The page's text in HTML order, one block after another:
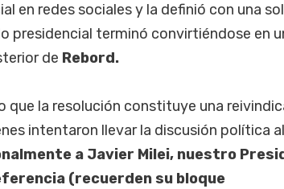
en redes sociales y la definió con una
presidencial terminó convirtiéndose en
de Rebord.
que la resolución constituye una
intentaron llevar la discusión política al
a Javier Milei, nuestro
(recuerden su bloque